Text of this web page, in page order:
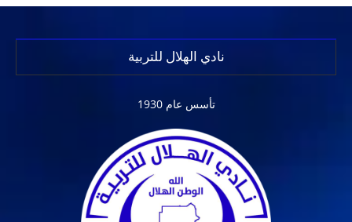
نادي الهلال للتربية
تأسس عام 1930